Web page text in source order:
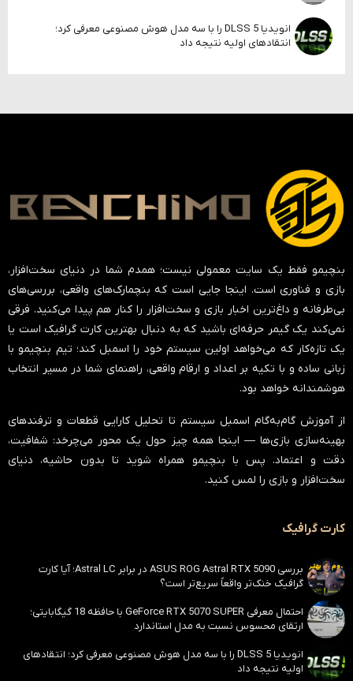
انویدیا DLSS 5 را با سه مدل هوش مصنوعی معرفی کرد؛
انتقادهای اولیه نتیجه داد
بنچیمو فقط یک سایت معمولی نیست؛ همدم شما در دنیای سخت‌افزار،
بازی و فناوری است. اینجا جایی است که بنچمارک‌های واقعی، بررسی‌های
بی‌طرفانه و داغ‌ترین اخبار بازی و سخت‌افزار را کنار هم پیدا می‌کنید. فرقی
نمی‌کند یک گیمر حرفه‌ای باشید که به دنبال بهترین کارت گرافیک است یا
یک تازه‌کار که می‌خواهد اولین سیستم خود را اسمبل کند؛ تیم بنچیمو با
زبانی ساده و با تکیه بر اعداد و ارقام واقعی، راهنمای شما در مسیر انتخاب
هوشمندانه خواهد بود.
از آموزش گام‌به‌گام اسمبل سیستم تا تحلیل کارایی قطعات و ترفندهای
بهینه‌سازی بازی‌ها — اینجا همه چیز حول یک محور می‌چرخد: شفافیت،
دقت و اعتماد. پس با بنچیمو همراه شوید تا بدون حاشیه، دنیای
سخت‌افزار و بازی را لمس کنید.
کارت گرافیک
بررسی ASUS ROG Astral RTX 5090 در برابر Astral LC؛ آیا کارت
گرافیک خنک‌تر واقعاً سریع‌تر است؟
احتمال معرفی GeForce RTX 5070 SUPER با حافظه 18 گیگابایتی؛
ارتقای محسوس نسبت به مدل استاندارد
انویدیا DLSS 5 را با سه مدل هوش مصنوعی معرفی کرد؛ انتقادهای
اولیه نتیجه داد